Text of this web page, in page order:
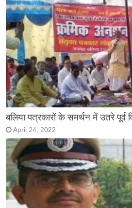
बलिया पत्रकारों के समर्थन में उतरे पूर्व
April 24, 2022